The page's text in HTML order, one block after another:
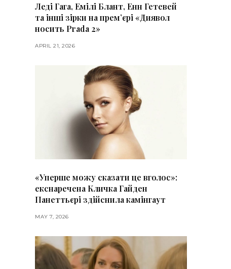
Леді Гага, Емілі Блант, Енн Гетевей
та інші зірки на премʼєрі «Диявол
носить Prada 2»
APRIL 21, 2026
«Уперше можу сказати це вголос»:
екснаречена Кличка Гайден
Панеттьєрі здійснила камінгаут
MAY 7, 2026